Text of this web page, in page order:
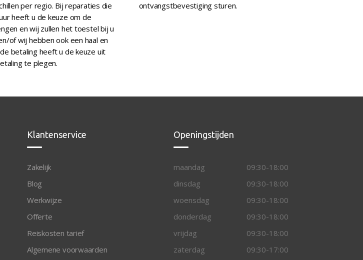
per regio. Bij reparaties die
heeft u de keuze om de
en wij zullen het toestel bij u
of wij hebben ook een haal en
betaling heeft u de keuze uit
te plegen.
ontvangstbevestiging sturen.
Klantenservice
Zakelijk
Blog
Werkwijze
Offerte
Reiskosten tarief
Algemene voorwaarden
Openingstijden
maandag
dinsdag
woensdag
donderdag
vrijdag
zaterdag
09:30-18:00
09:30-18:00
09:30-18:00
09:30-18:00
09:30-18:00
09:30-17:00